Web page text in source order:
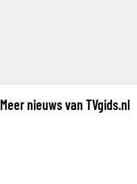
Meer nieuws van TVgids.nl